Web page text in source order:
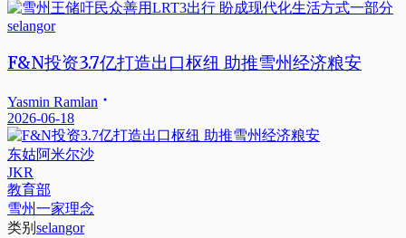
selangor
F&N投资3.7亿打造出口枢纽 助推雪州经济粮安
Yasmin Ramlan
2026-06-18
东姑阿米尔沙
JKR
教育部
雪州一家理念
类别 selangor